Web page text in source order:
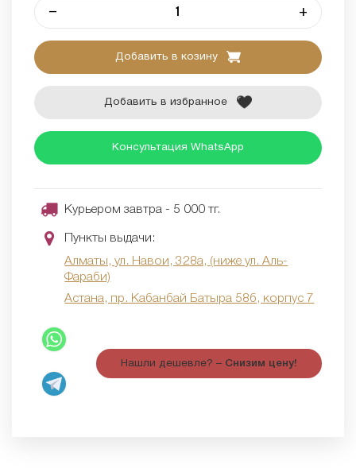
– +
Добавить в козину
Добавить в избранное
Консультация WhatsApp
Курьером завтра - 5 000 тг.
Пункты выдачи:
Алматы, ул. Навои, 328а, (ниже ул. Аль-
Фараби)
Астана, пр. Кабанбай Батыра 58б, корпус 7
Нашли дешевле? – Снизим цену!